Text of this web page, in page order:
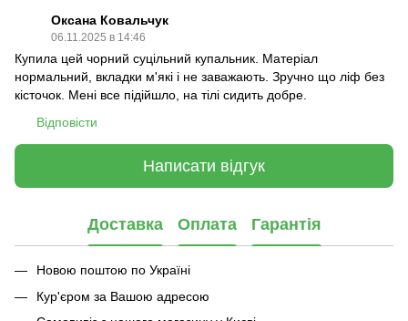
Оксана Ковальчук
06.11.2025 в 14:46
Купила цей чорний суцільний купальник. Матеріал
нормальний, вкладки м'які і не заважають. Зручно що ліф без
кісточок. Мені все підійшло, на тілі сидить добре.
Відповісти
Написати відгук
Доставка Оплата Гарантія
Новою поштою по Україні
Кур'єром за Вашою адресою